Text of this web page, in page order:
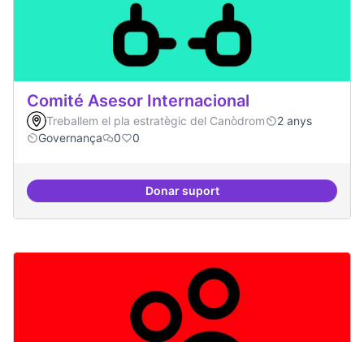
Comité Asesor Internacional
Treballem el pla estratègic del Canòdrom
2 anys
Governança
0 0
Donar suportComité Asesor Internacional